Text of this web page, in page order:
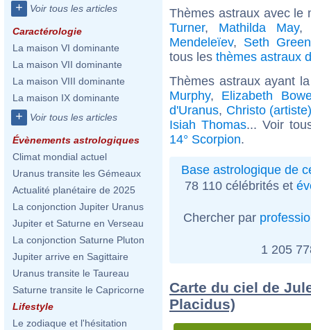
+ Voir tous les articles
Caractérologie
La maison VI dominante
La maison VII dominante
La maison VIII dominante
La maison IX dominante
+ Voir tous les articles
Évènements astrologiques
Climat mondial actuel
Uranus transite les Gémeaux
Actualité planétaire de 2025
La conjonction Jupiter Uranus
Jupiter et Saturne en Verseau
La conjonction Saturne Pluton
Jupiter arrive en Sagittaire
Uranus transite le Taureau
Saturne transite le Capricorne
Lifestyle
Le zodiaque et l'hésitation
Thèmes astraux avec le
Turner, Mathilda May
Mendeleïev, Seth Green
tous les thèmes astraux
Thèmes astraux ayant
Murphy, Elizabeth
d'Uranus, Christo (artiste)
Isiah Thomas... Voir
14° Scorpion.
Base astrologique de
78 110 célébrités et
Chercher par
1 205
Carte du ciel de
Placidus)